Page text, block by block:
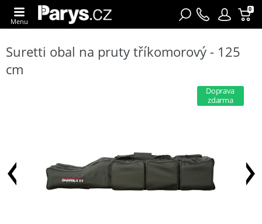
0
Menu
Suretti obal na pruty tříkomorový - 125
cm
Doprava
zdarma